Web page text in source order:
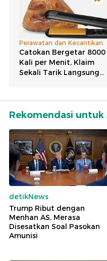
Rekomendasi untuk
detikNews
Trump Ribut dengan
Menhan AS, Merasa
Disesatkan Soal Pasokan
Amunisi